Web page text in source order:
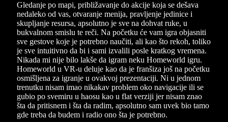
Gledanje po mapi, približavanje do akcije koja se dešava
nedaleko od vas, otvaranje menija, pravljenje jedinice i
skupljanje resursa, apsolutno je sve na dohvat ruke, u
bukvalnom smislu te reči. Na početku će vam igra objasniti
sve gestove koje je potrebno naučiti, ali kao što rekoh, toliko
je sve intuitivno da bi i sami izvalili posle kratkog vremena.
Nikada mi nije bilo lakše da igram neku Homeworld igru.
Homeworld u VR-u deluje kao da je franšiza još na početku
osmišljena za igranje u ovakvoj prezentaciji. Ni u jednom
trenutku nisam imao nikakav problem oko navigacije ili se
gubio po svemiru u haosu kao u flat verziji jer nisam znao
šta da pritisnem i šta da radim, apsolutno sam uvek bio tamo
gde treba da budem i radio ono šta je potrebno.